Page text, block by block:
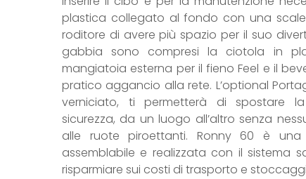
plastica collegato al fondo con una
roditore di avere più spazio per il suo
gabbia sono compresi la ciotola in
mangiatoia esterna per il fieno Feel e il
pratico aggancio alla rete. L’optional
verniciato, ti permetterà di spostare
sicurezza, da un luogo all’altro senza
alle ruote piroettanti. Ronny 60 è una
assemblabile e realizzata con il sistema
risparmiare sui costi di trasporto e